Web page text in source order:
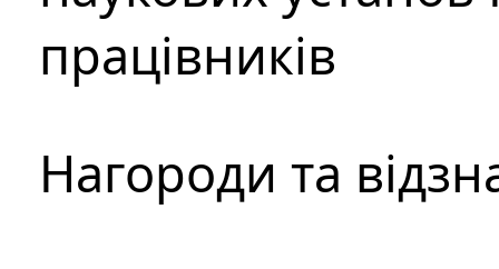
працівників
Нагороди та